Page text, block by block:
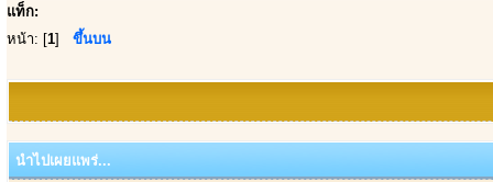
แท็ก:
หน้า: [1] ขึ้นบน
นำไปเผยแพร่...